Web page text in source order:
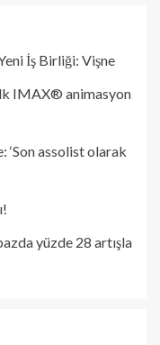
İş Birliği: Vişne
IMAX® animasyon
‘Son assolist olarak
yüzde 28 artışla